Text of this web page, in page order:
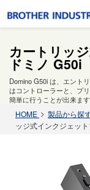
カートリッ
ドミノ G50i
Domino G50i は、エント
はコントローラーと、プ
簡単に行うことが出来ます
HOME 製品から探
ッジ式インクジェッ